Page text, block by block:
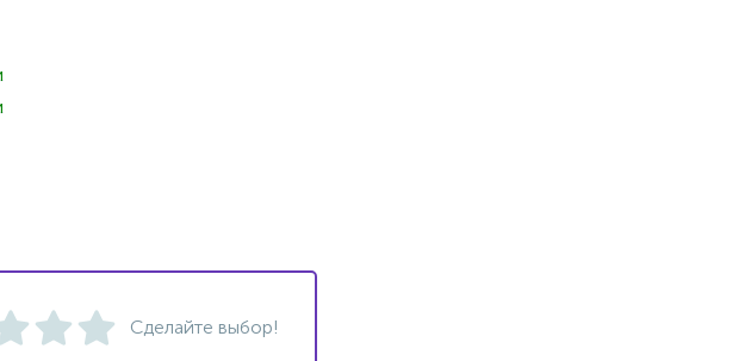
Сделайте выбор!